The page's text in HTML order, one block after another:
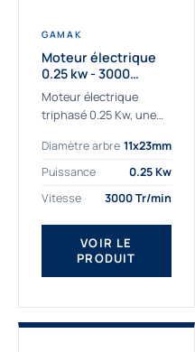
GAMAK
Moteur électrique
0.25 kw - 3000
Tr/min - 230/400V -
IE2
Moteur électrique
triphasé 0.25 Kw, une
adaptée à tous types
de machines.
triphasé 0.25 Kw Gamak
à haut rendement...
Diamètre arbre 11x23mm
Puissance
0.25 Kw
Vitesse
3000 Tr/min
VOIR LE
PRODUIT